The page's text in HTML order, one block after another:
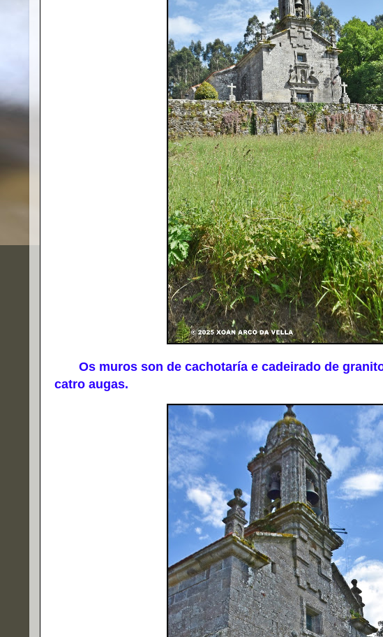
Os muros son de cachotaría e cadeirado de
catro augas.